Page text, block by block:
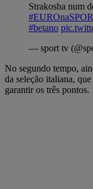
Strakosha num
#betano
— sport tv
No segundo tempo,
da seleção italiana,
garantir os três pontos.